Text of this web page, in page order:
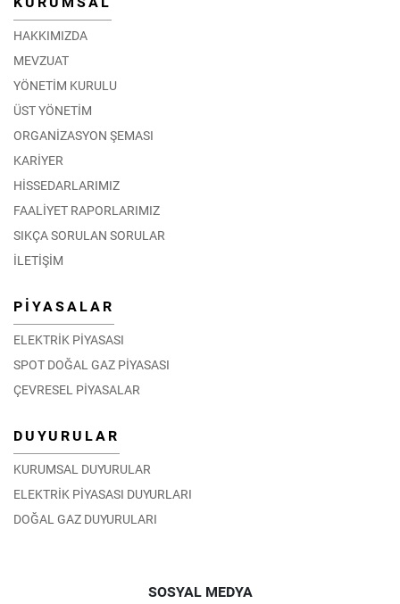
HAKKIMIZDA
MEVZUAT
YÖNETİM KURULU
ÜST YÖNETİM
ORGANİZASYON ŞEMASI
KARİYER
HİSSEDARLARIMIZ
FAALİYET RAPORLARIMIZ
SIKÇA SORULAN SORULAR
İLETİŞİM
PİYASALAR
ELEKTRİK PİYASASI
SPOT DOĞAL GAZ PİYASASI
ÇEVRESEL PİYASALAR
DUYURULAR
KURUMSAL DUYURULAR
ELEKTRİK PİYASASI DUYURLARI
DOĞAL GAZ DUYURULARI
SOSYAL MEDYA